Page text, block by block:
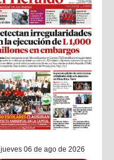
jueves 06 de ago de 2026